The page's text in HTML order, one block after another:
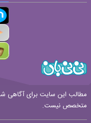
مطالب این سایت برای آگاهی
متخصص نیست.